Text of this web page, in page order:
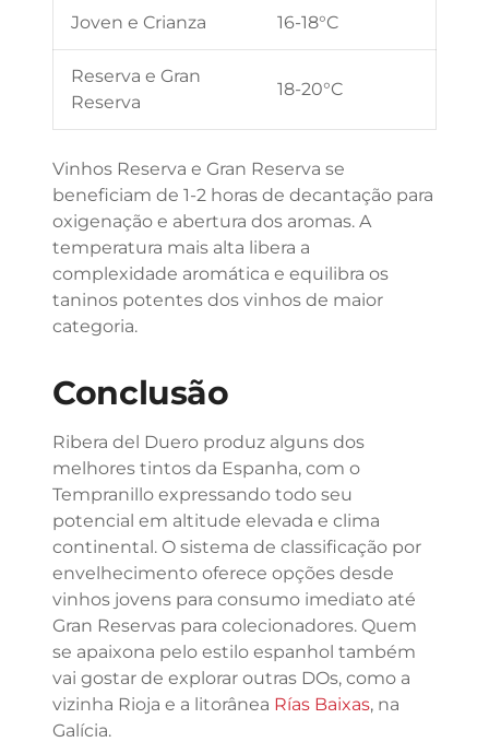
Joven e Crianza 16-18°C
Reserva e Gran
Reserva
18-20°C
Vinhos Reserva e Gran Reserva se
beneficiam de 1-2 horas de decantação para
oxigenação e abertura dos aromas. A
temperatura mais alta libera a
complexidade aromática e equilibra os
taninos potentes dos vinhos de maior
categoria.
Conclusão
Ribera del Duero produz alguns dos
melhores tintos da Espanha, com o
Tempranillo expressando todo seu
potencial em altitude elevada e clima
continental. O sistema de classificação por
envelhecimento oferece opções desde
vinhos jovens para consumo imediato até
Gran Reservas para colecionadores. Quem
se apaixona pelo estilo espanhol também
vai gostar de explorar outras DOs, como a
vizinha Rioja e a litorânea Rías Baixas, na
Galícia.